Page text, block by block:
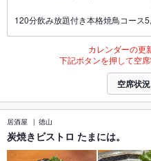
120分飲み放題付き本格焼鳥コース
カレンダーの更
下記ボタンを押して空
空席状
居酒屋 徳山
炭焼きビストロ たまには。